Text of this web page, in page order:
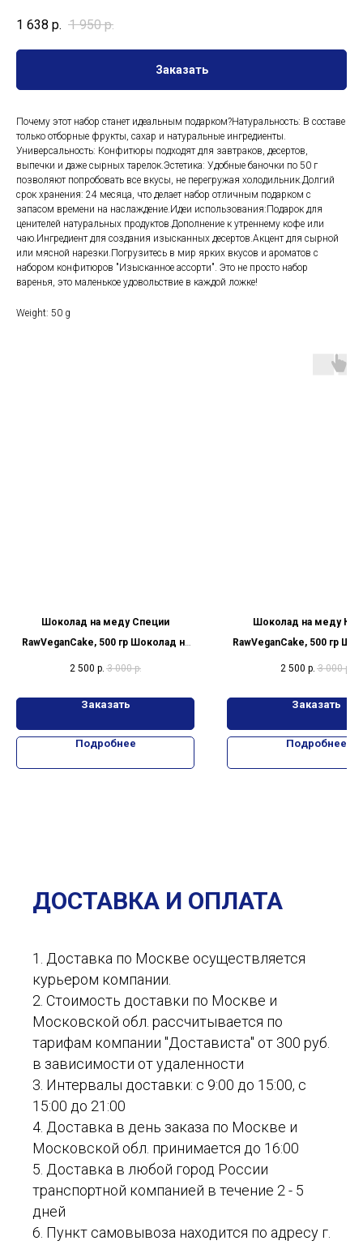
1 638 р. 1 950 р.
Заказать
Почему этот набор станет идеальным подарком?Натуральность: В составе
только отборные фрукты, сахар и натуральные ингредиенты.
Универсальность: Конфитюры подходят для завтраков, десертов,
выпечки и даже сырных тарелок.Эстетика: Удобные баночки по 50 г
позволяют попробовать все вкусы, не перегружая холодильник.Долгий
срок хранения: 24 месяца, что делает набор отличным подарком с
запасом времени на наслаждение.Идеи использования:Подарок для
ценителей натуральных продуктов.Дополнение к утреннему кофе или
чаю.Ингредиент для создания изысканных десертов.Акцент для сырной
или мясной нарезки.Погрузитесь в мир ярких вкусов и ароматов с
набором конфитюров "Изысканное ассорти". Это не просто набор
варенья, это маленькое удовольствие в каждой ложке!
Weight: 50 g
Шоколад на меду Специи
RawVeganCake, 500 гр Шоколад на
2 500 р. 3 000 р.
Заказать
Подробнее
Шоколад на меду
RawVeganCake, 500 гр
2 500 р. 3 000 р.
Заказать
Подробнее
ДОСТАВКА И ОПЛАТА
1. Доставка по Москве осуществляется
курьером компании.
2. Стоимость доставки по Москве и
Московской обл. рассчитывается по
тарифам компании "Достависта" от 300 руб.
в зависимости от удаленности
3. Интервалы доставки: с 9:00 до 15:00, с
15:00 до 21:00
4. Доставка в день заказа по Москве и
Московской обл. принимается до 16:00
5. Доставка в любой город России
транспортной компанией в течение 2 - 5
дней
6. Пункт самовывоза находится по адресу г.